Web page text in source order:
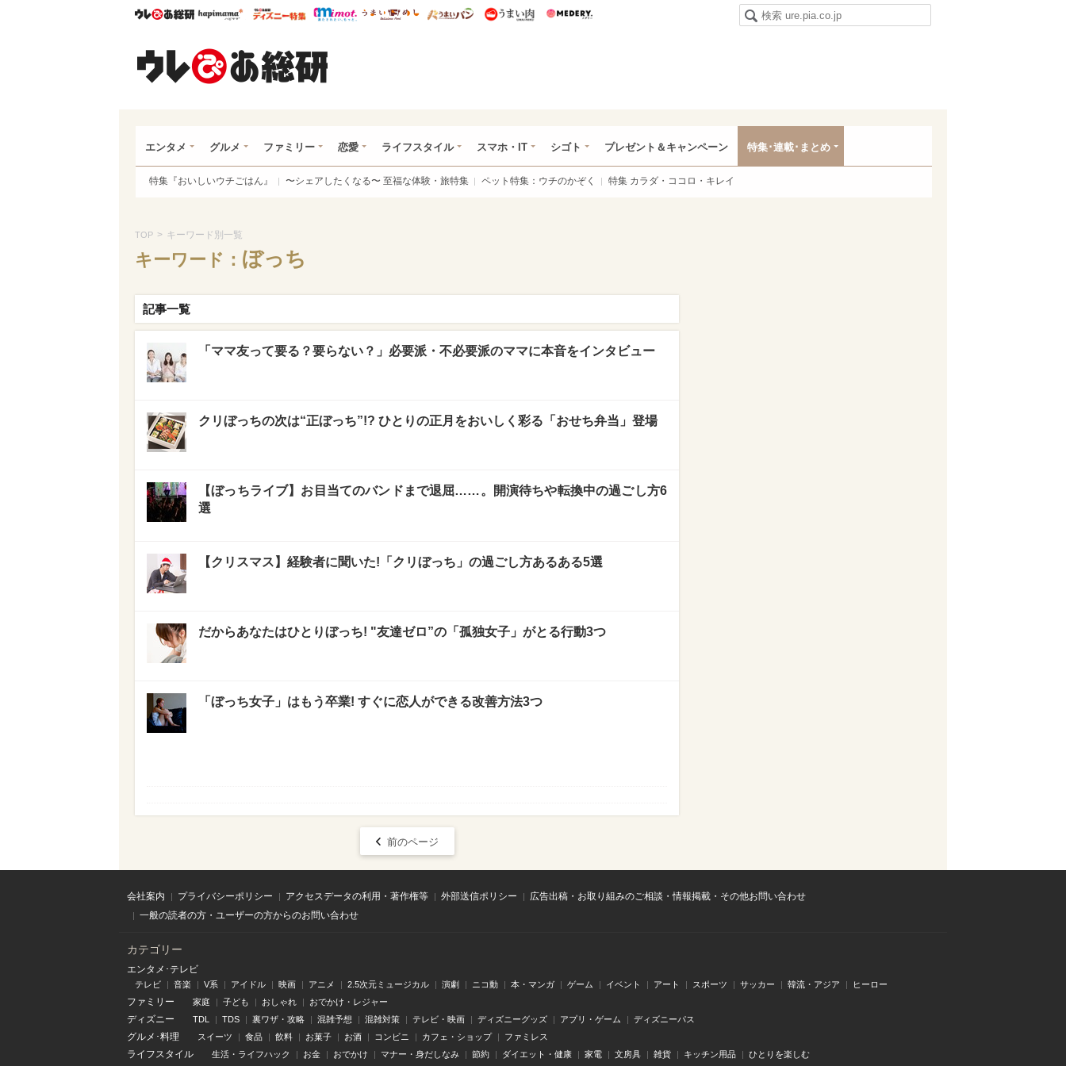
ウレぴあ総研ハピママ* ウレぴあ総研 ディズニー特集
mimot. うまいめし うまいパン うまい肉
エンタメ グルメ ファミリー 恋愛 ライフスタイル スマホ・IT シゴト プレゼント＆キャンペーン 特集･連載･まとめ
特集『おいしいウチごはん』 〜シェアしたくなる〜 至福な体験・旅特集 ペット特集：ウチのかぞく 特集 カラダ・ココロ・キレイ
TOP > キーワード別一覧
キーワード： ぼっち
記事一覧
「ママ友って要る？要らない？」必要派・不必要派のママに本音をインタビュー
クリぼっちの次は“正ぼっち”!? ひとりの正月をおいしく彩る「おせち弁当」登場
【ぼっちライブ】お目当てのバンドまで退屈……。開演待ちや転換中の過ごし方6
選
【クリスマス】経験者に聞いた!「クリぼっち」の過ごし方あるある5選
だからあなたはひとりぼっち! "友達ゼロ”の「孤独女子」がとる行動3つ
「ぼっち女子」はもう卒業! すぐに恋人ができる改善方法3つ
前のページ
会社案内 プライバシーポリシー アクセスデータの利用・著作権等 外部送信ポリシー
広告出稿・お取り組みのご相談・情報掲載・その他お問い合わせ
一般の読者の方・ユーザーの方からのお問い合わせ
カテゴリー
エンタメ･テレビ
テレビ 音楽 V系 アイドル 映画 アニメ 2.5次元ミュージカル 演劇 ニコ動 本・マンガ ゲーム イベント アート スポーツ サッカー 韓流・アジア ヒーロー
ファミリー 家庭 子ども おしゃれ おでかけ・レジャー
ディズニー TDL TDS 裏ワザ・攻略 混雑予想 混雑対策 テレビ・映画 ディズニーグッズ アプリ・ゲーム ディズニーパス
グルメ･料理 スイーツ 食品 飲料 お菓子 お酒 コンビニ カフェ・ショップ ファミレス
ライフスタイル 生活・ライフハック お金 おでかけ マナー・身だしなみ 節約 ダイエット・健康 家電 文房具 雑貨 キッチン用品 ひとりを楽しむ